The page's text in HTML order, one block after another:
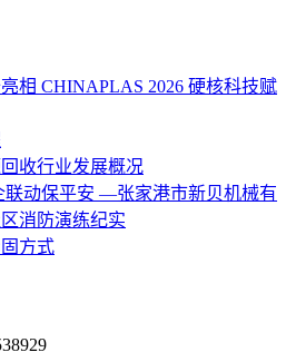
相 CHINAPLAS 2026 硬核科技赋
收行业发展概况
联动保平安 —张家港市新贝机械有
消防演练纪实
方式